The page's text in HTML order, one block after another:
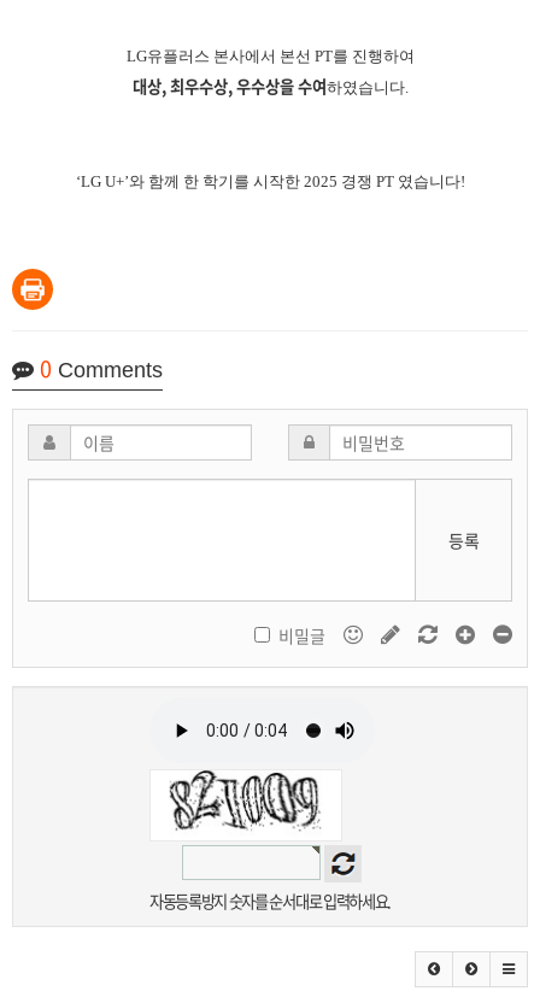
LG유플러스 본사에서 본선 PT를 진행하여
대상, 최우수상, 우수상을 수여하였습니다.
‘LG U+’와 함께 한 학기를 시작한 2025 경쟁 PT 였습니다!
0 Comments
등록
비밀글
자동등록방지 숫자를 순서대로 입력하세요.